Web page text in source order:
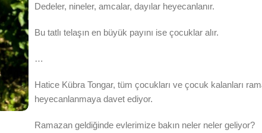
Dedeler, nineler, amcalar, dayılar heyecanlanır.
Bu tatlı telaşın en büyük payını ise çocuklar alır.
…
Hatice Kübra Tongar, tüm çocukları ve çocuk kalanları
heyecanlanmaya davet ediyor.
Ramazan geldiğinde evlerimize bakın neler neler geliyor?